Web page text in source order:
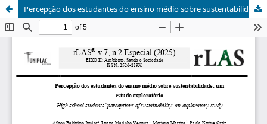
Percepção dos estudantes do ensino médio sobre sustentabilidade: um estudo exploratório